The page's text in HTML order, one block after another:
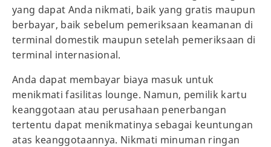
yang dapat Anda nikmati, baik yang gratis maupun
berbayar, baik sebelum pemeriksaan keamanan di
terminal domestik maupun setelah pemeriksaan di
terminal internasional.
Anda dapat membayar biaya masuk untuk
menikmati fasilitas lounge. Namun, pemilik kartu
keanggotaan atau perusahaan penerbangan
tertentu dapat menikmatinya sebagai keuntungan
atas keanggotaannya. Nikmati minuman ringan